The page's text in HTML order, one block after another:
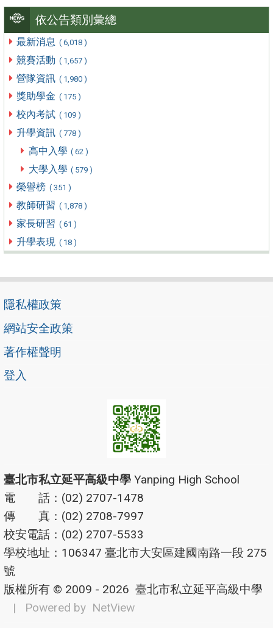
依公告類別彙總
最新消息 ( 6,018 )
競賽活動 ( 1,657 )
營隊資訊 ( 1,980 )
獎助學金 ( 175 )
校內考試 ( 109 )
升學資訊 ( 778 )
高中入學 ( 62 )
大學入學 ( 579 )
榮譽榜 ( 351 )
教師研習 ( 1,878 )
家長研習 ( 61 )
升學表現 ( 18 )
隱私權政策
網站安全政策
著作權聲明
登入
臺北市私立延平高級中學 Yanping High School
電 話：(02) 2707-1478
傳 真：(02) 2708-7997
校安電話：(02) 2707-5533
學校地址：106347 臺北市大安區建國南路一段 275
號
版權所有 © 2009 - 2026 臺北市私立延平高級中學
| Powered by NetView